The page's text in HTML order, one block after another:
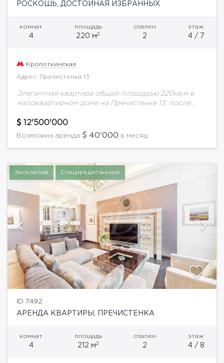
РОСКОШЬ, ДОСТОЙНАЯ ИЗБРАННЫХ
комнат
4
площадь
220 м2
спален
2
этаж
4 / 7
Кропоткинская
Адрес: Пречистенка 13
Элегантная квартира общей площадью 220кв.м в
малоквартирном доме на Пречистенке 13, после
бывшего доходного дома начала XX века. Парадный
подъезд, круглосуточная охрана,...
12'500'000
Возможна аренда 40'000 в месяц
Эксклюзив Спецпредложение
ID 7492
АРЕНДА КВАРТИРЫ, ПРЕЧИСТЕНКА
комнат
4
площадь
212 м2
спален
2
этаж
4 / 8